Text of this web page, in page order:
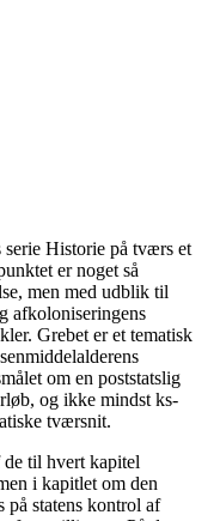
Historie på tværs et
er noget så
men med udblik til
afkoloniseringens
Grebet er et tematisk
om en poststatslig
og ikke mindst ks-
tværsnit.
til hvert kapitel
i kapitlet om den
statens kontrol af